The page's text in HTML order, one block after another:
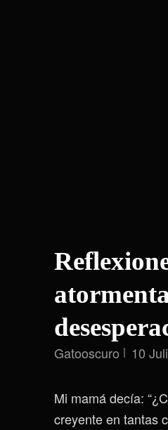
Gatooscuro 10
Mi mamá decía:
creyente en tantas